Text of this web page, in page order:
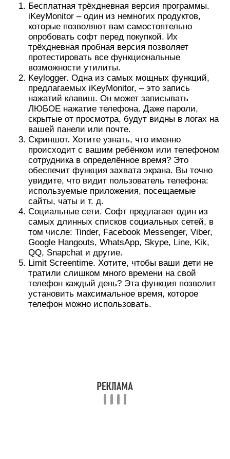
Бесплатная трёхдневная версия программы.
iKeyMonitor – один из немногих продуктов,
которые позволяют вам самостоятельно
опробовать софт перед покупкой. Их
трёхдневная пробная версия позволяет
протестировать все функциональные
возможности утилиты.
Keylogger. Одна из самых мощных функций,
предлагаемых iKeyMonitor, – это запись
нажатий клавиш. Он может записывать
ЛЮБОЕ нажатие телефона. Даже пароли,
скрытые от просмотра, будут видны в логах на
вашей панели или почте.
Скриншот. Хотите узнать, что именно
происходит с вашим ребёнком или телефоном
сотрудника в определённое время? Это
обеспечит функция захвата экрана. Вы точно
увидите, что видит пользователь телефона:
используемые приложения, посещаемые
сайты, чаты и т. д.
Социальные сети. Софт предлагает один из
самых длинных списков социальных сетей, в
том числе: Tinder, Facebook Messenger, Viber,
Google Hangouts, WhatsApp, Skype, Line, Kik,
QQ, Snapchat и другие.
Limit Screentime. Хотите, чтобы ваши дети не
тратили слишком много времени на свой
телефон каждый день? Эта функция позволит
установить максимальное время, которое
телефон можно использовать.
зависит от того, есть ли root. Это позволяет
получить дополнительную информацию.